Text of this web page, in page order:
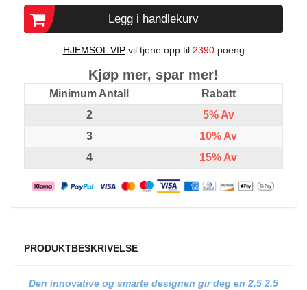
Legg i handlekurv
HJEMSOL VIP vil tjene opp til 2390 poeng
Kjøp mer, spar mer!
Minimum Antall
Rabatt
2
5% Av
3
10% Av
4
15% Av
PRODUKTBESKRIVELSE
Den innovative og smarte designen gir deg en 2,5 2.5